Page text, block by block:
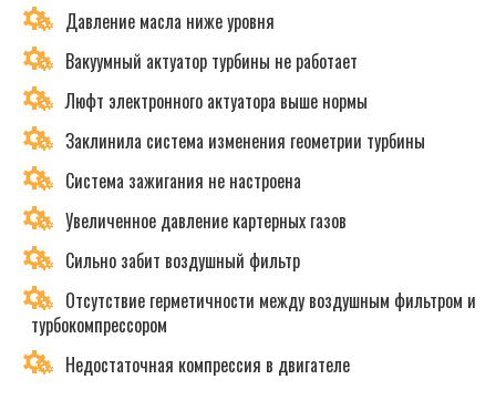
Давление масла ниже уровня
Вакуумный актуатор турбины не работает
Люфт электронного актуатора выше нормы
Заклинила система изменения геометрии турбины
Система зажигания не настроена
Увеличенное давление картерных газов
Сильно забит воздушный фильтр
Отсутствие герметичности между воздушным фильтром и
турбокомпрессором
Недостаточная компрессия в двигателе